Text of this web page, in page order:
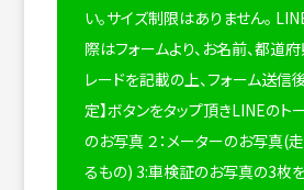
い。サイズ制限はありません。
際はフォームより、お名前、都道
レードを記載の上、フォーム送信
定】ボタンをタップ頂きLINEのト
のお写真 ２：メーターのお写真(
るもの) 3:車検証のお写真の3枚を